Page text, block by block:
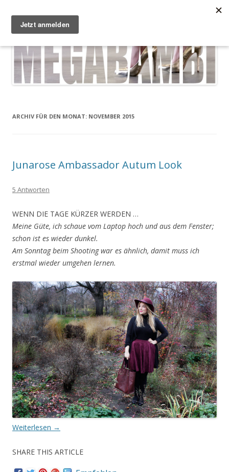
Megabambi
ARCHIV FÜR DEN MONAT: NOVEMBER 2015
Junarose Ambassador Autum Look
5 Antworten
WENN DIE TAGE KÜRZER WERDEN …
Meine Güte, ich schaue vom Laptop hoch und aus dem Fenster;
schon ist es wieder dunkel.
Am Sonntag beim Shooting war es ähnlich, damit muss ich
erstmal wieder umgehen lernen.
Weiterlesen →
SHARE THIS ARTICLE